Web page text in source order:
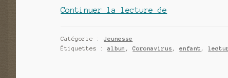
Continuer la lecture de
Coronatruc
Catégorie :Jeunesse
Étiquettes :album ,Coronavirus ,enfant ,